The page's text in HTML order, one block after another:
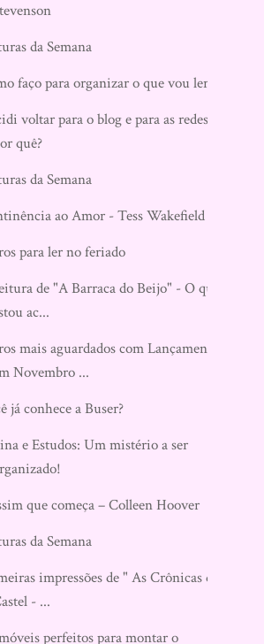
da Semana
faço para organizar o que vou ler?
voltar para o blog e para as redes.
quê?
da Semana
ao Amor - Tess Wakefield
para ler no feriado
de "A Barraca do Beijo" - O que
ac...
mais aguardados com Lançamento
Novembro ...
já conhece a Buser?
e Estudos: Um mistério a ser
que começa – Colleen Hoover
da Semana
impressões de " As Crônicas de
- ...
perfeitos para montar o